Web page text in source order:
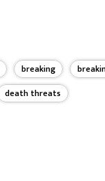
breaking
death threats